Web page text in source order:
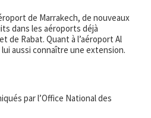
de Marrakech, de nouveaux
dans les aéroports déjà
de Rabat. Quant à l’aéroport Al
lui aussi connaître une extension.
par l’Office National des